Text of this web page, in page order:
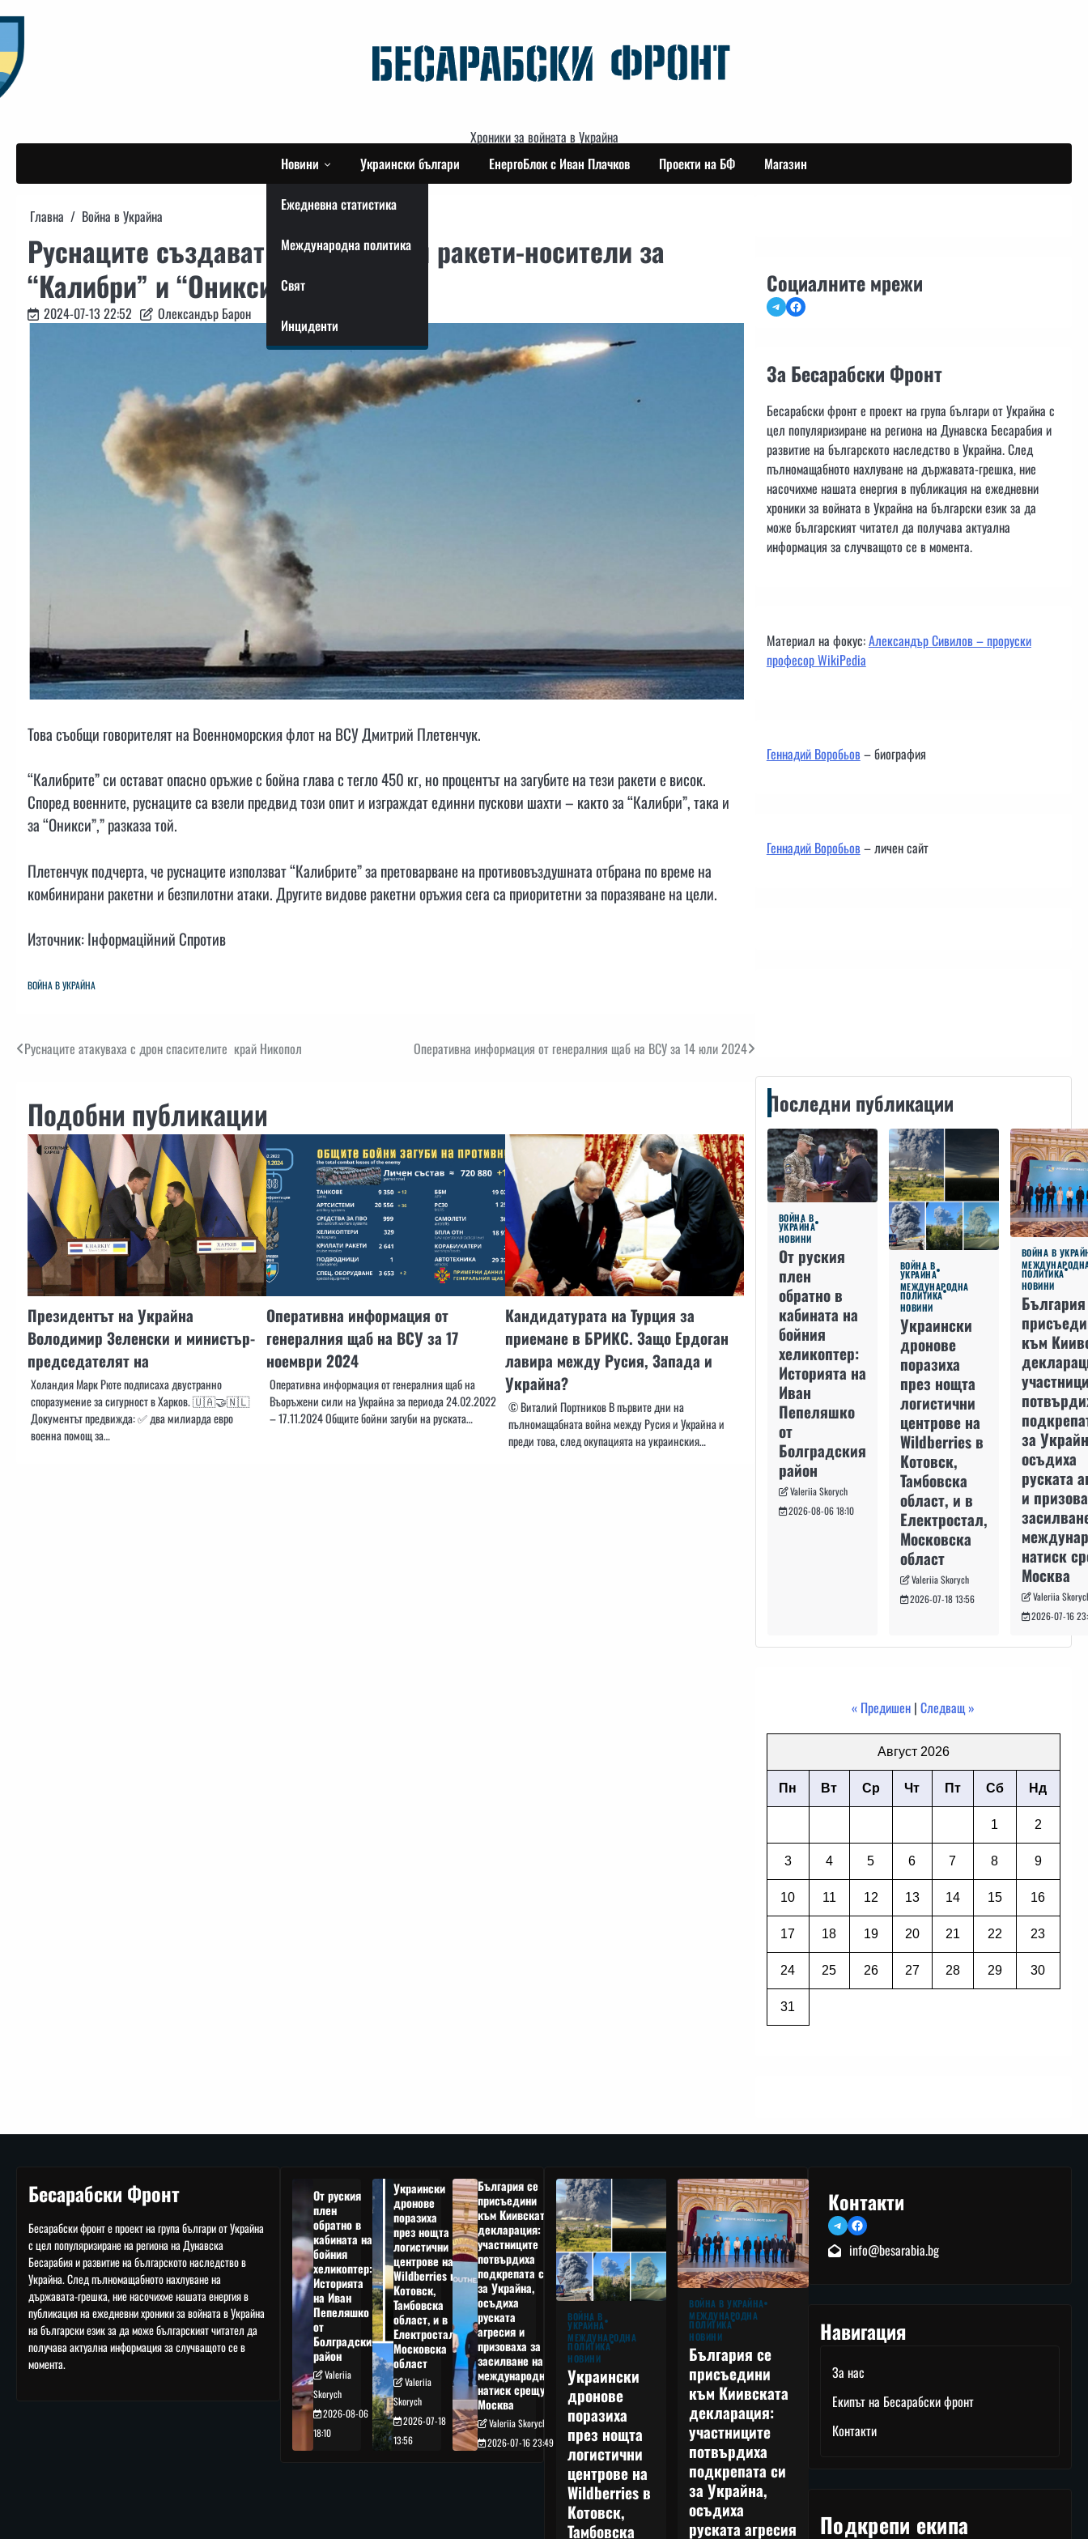
to
content
Хроники за войната в Украйна
Новини
Ежедневна статистика
Международна политика
Свят
Инциденти
Украински българи ЕнергоБлок с Иван Плачков Проекти на БФ Магазин
Главна Война в Украйна
Руснаците създават унифицирани ракети-носители за
“Калибри” и “Оникси”.
2024-07-13 22:52 Олександър Барон
Това съобщи говорителят на Военноморския флот на ВСУ Дмитрий Плетенчук.
“Калибрите” си остават опасно оръжие с бойна глава с тегло 450 кг, но процентът на загубите на тези ракети е висок.
Според военните, руснаците са взели предвид този опит и изграждат единни пускови шахти – както за “Калибри”, така и
за “Оникси”,” разказа той.
Плетенчук подчерта, че руснаците използват “Калибрите” за претоварване на противовъздушната отбрана по време на
комбинирани ракетни и безпилотни атаки. Другите видове ракетни оръжия сега са приоритетни за поразяване на цели.
Източник: Інформаційний Спротив
ВОЙНА В УКРАЙНА
Навигация
Руснаците атакуваха с дрон спасителите край Никопол Оперативна информация от генералния щаб на ВСУ за 14 юли 2024
Подобни публикации
Президентът на Украйна
Володимир Зеленски и министър-
председателят на
Холандия Марк Рюте подписаха двустранно
споразумение за сигурност в Харков. 🇺🇦🤝🇳🇱
Документът предвижда: ✅ два милиарда евро
военна помощ за…
Оперативна информация от
генералния щаб на ВСУ за 17
ноември 2024
Оперативна информация от генералния щаб на
Въоръжени сили на Украйна за периода 24.02.2022
– 17.11.2024 Общите бойни загуби на руската…
Кандидатурата на Турция за
приемане в БРИКС. Защо Ердоган
лавира между Русия, Запада и
Украйна?
© Виталий Портников В първите дни на
пълномащабната война между Русия и Украйна и
преди това, след окупацията на украинския…
Социалните мрежи
TelegramFacebook
За Бесарабски Фронт
Бесарабски фронт е проект на група българи от Украйна с
цел популяризиране на региона на Дунавска Бесарабия и
развитие на българското наследство в Украйна. След
пълномащабното нахлуване на държавата-грешка, ние
насочихме нашата енергия в публикация на ежедневни
хроники за войната в Украйна на български език за да
може българският читател да получава актуална
информация за случващото се в момента.
Материал на фокус:Александър Сивилов – проруски
професор WikiPedia
Геннадий Воробьов– биография
Геннадий Воробьов– личен сайт
Последни публикации
ВОЙНА В
УКРАЙНА
НОВИНИ
От руския
плен
обратно в
кабината на
бойния
хеликоптер:
Историята на
Иван
Пепеляшко
от
Болградския
район
Valeriia Skorych
2026-08-06 18:10
ВОЙНА В
УКРАЙНА
МЕЖДУНАРОДНА
ПОЛИТИКА
НОВИНИ
Украински
дронове
поразиха
през нощта
логистични
центрове на
Wildberries в
Котовск,
Тамбовска
област, и в
Електростал,
Московска
област
Valeriia Skorych
2026-07-18 13:56
ВОЙНА В
ПОЛИТИКА
НОВИНИ
към
за
осъдиха
руската
и
натиск
Москва
Valeriia
2026-07-16
« Предишен |Следващ »
Август 2026
Пн Вт Ср Чт Пт Сб Нд
1 2
3 4 5 6 7 8 9
10 11 12 13 14 15 16
17 18 19 20 21 22 23
24 25 26 27 28 29 30
31
Бесарабски Фронт
Бесарабски фронт е проект на група българи от Украйна
с цел популяризиране на региона на Дунавска
Бесарабия и развитие на българското наследство в
Украйна. След пълномащабното нахлуване на
държавата-грешка, ние насочихме нашата енергия в
публикация на ежедневни хроники за войната в Украйна
на български език за да може българският читател да
получава актуална информация за случващото се в
момента.
От руския
плен
обратно в
кабината на
бойния
хеликоптер:
Историята
на Иван
Пепеляшко
от
Болградския
район
Valeriia
Skorych
2026-08-06
18:10
Украински
дронове
поразиха
през нощта
логистични
центрове на
Wildberries в
Котовск,
Тамбовска
област, и в
Електростал,
Московска
област
Valeriia
Skorych
2026-07-18
13:56
България се
присъедини
към Киивската
декларация:
участниците
потвърдиха
подкрепата си
за Украйна,
осъдиха
руската
агресия и
призоваха за
засилване на
международния
натиск срещу
Москва
Valeriia Skorych
2026-07-16 23:49
ВОЙНА В
УКРАЙНА
МЕЖДУНАРОДНА
ПОЛИТИКА
НОВИНИ
Украински
дронове
поразиха
през нощта
логистични
центрове на
Wildberries в
Котовск,
Тамбовска
ВОЙНА В УКРАЙНА
МЕЖДУНАРОДНА
ПОЛИТИКА
НОВИНИ
България се
присъедини
към Киивската
декларация:
участниците
потвърдиха
подкрепата си
за Украйна,
осъдиха
руската агресия
Контакти
TelegramFacebook
info@besarabia.bg
Навигация
За нас
Екипът на Бесарабски фронт
Контакти
Подкрепи екипа